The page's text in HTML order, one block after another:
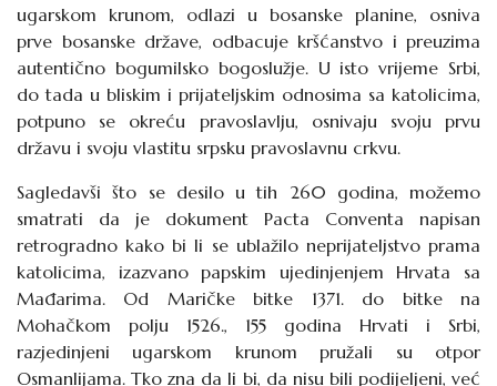
ugarskom krunom, odlazi u bosanske planine, osniva
prve bosanske države, odbacuje kršćanstvo i preuzima
autentično bogumilsko bogoslužje. U isto vrijeme Srbi,
do tada u bliskim i prijateljskim odnosima sa katolicima,
potpuno se okreću pravoslavlju, osnivaju svoju prvu
državu i svoju vlastitu srpsku pravoslavnu crkvu.
Sagledavši što se desilo u tih 260 godina, možemo
smatrati da je dokument Pacta Conventa napisan
retrogradno kako bi li se ublažilo neprijateljstvo prama
katolicima, izazvano papskim ujedinjenjem Hrvata sa
Mađarima. Od Maričke bitke 1371. do bitke na
Mohačkom polju 1526., 155 godina Hrvati i Srbi,
razjedinjeni ugarskom krunom pružali su otpor
Osmanlijama. Tko zna da li bi, da nisu bili podijeljeni, već